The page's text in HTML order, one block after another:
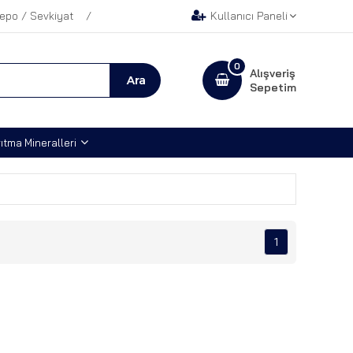
/ Sevkiyat Kullanıcı Paneli
Alışveriş
Sepetim
0
Mineralleri
1